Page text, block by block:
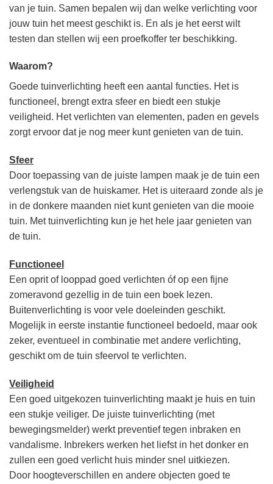
van je tuin. Samen bepalen wij dan welke verlichting voor
jouw tuin het meest geschikt is. En als je het eerst wilt
testen dan stellen wij een proefkoffer ter beschikking.
Waarom?
Goede tuinverlichting heeft een aantal functies. Het is
functioneel, brengt extra sfeer en biedt een stukje
veiligheid. Het verlichten van elementen, paden en gevels
zorgt ervoor dat je nog meer kunt genieten van de tuin.
Sfeer
Door toepassing van de juiste lampen maak je de tuin een
verlengstuk van de huiskamer. Het is uiteraard zonde als je
in de donkere maanden niet kunt genieten van die mooie
tuin. Met tuinverlichting kun je het hele jaar genieten van
de tuin.
Functioneel
Een oprit of looppad goed verlichten óf op een fijne
zomeravond gezellig in de tuin een boek lezen.
Buitenverlichting is voor vele doeleinden geschikt.
Mogelijk in eerste instantie functioneel bedoeld, maar ook
zeker, eventueel in combinatie met andere verlichting,
geschikt om de tuin sfeervol te verlichten.
Veiligheid
Een goed uitgekozen tuinverlichting maakt je huis en tuin
een stukje veiliger. De juiste tuinverlichting (met
bewegingsmelder) werkt preventief tegen inbraken en
vandalisme. Inbrekers werken het liefst in het donker en
zullen een goed verlicht huis minder snel uitkiezen.
Door hoogteverschillen en andere objecten goed te